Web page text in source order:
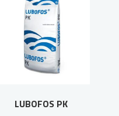
LUBOFOS PK